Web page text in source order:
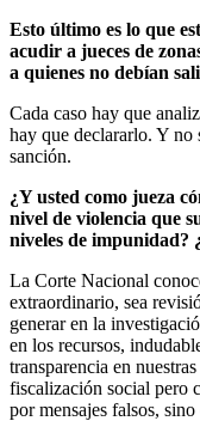
Esto último es lo que
acudir a jueces de
a quienes no debían
Cada caso hay que
hay que declararlo. Y no
sanción.
¿Y usted como jueza
nivel de violencia que
niveles de impunidad?
La Corte Nacional
extraordinario, sea
generar en la
en los recursos,
transparencia en
fiscalización social pero
por mensajes falsos,